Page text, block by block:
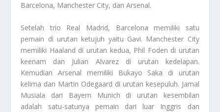
Barcelona, ​​Manchester City, dan Arsenal.
Setelah trio Real Madrid, Barcelona memiliki satu
pemain di urutan ketujuh yaitu Gavi. Manchester City
memiliki Haaland di urutan kedua, Phil Foden di urutan
keenam dan Julian Alvarez di urutan kedelapan.
Kemudian Arsenal memiliki Bukayo Saka di urutan
kelima dan Martin Odegaard di urutan kesepuluh. Jamal
Musiala dari Bayern Munich di urutan kesembilan
adalah satu-satunya pemain dari luar Inggris dan